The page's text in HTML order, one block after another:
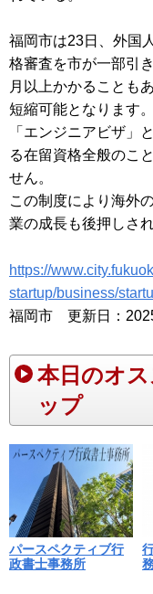
福岡市は23日、外国
格審査を市が一部引
月以上かかることも
短縮可能となります。
「エンジニアビザ」
る在留資格全般のこ
せん。
この制度により海外
業の成長も後押しさ
https://
startup/business/
福岡市 更新日：
本日のオ
ップ
パースペクティブ行
政書士事務所